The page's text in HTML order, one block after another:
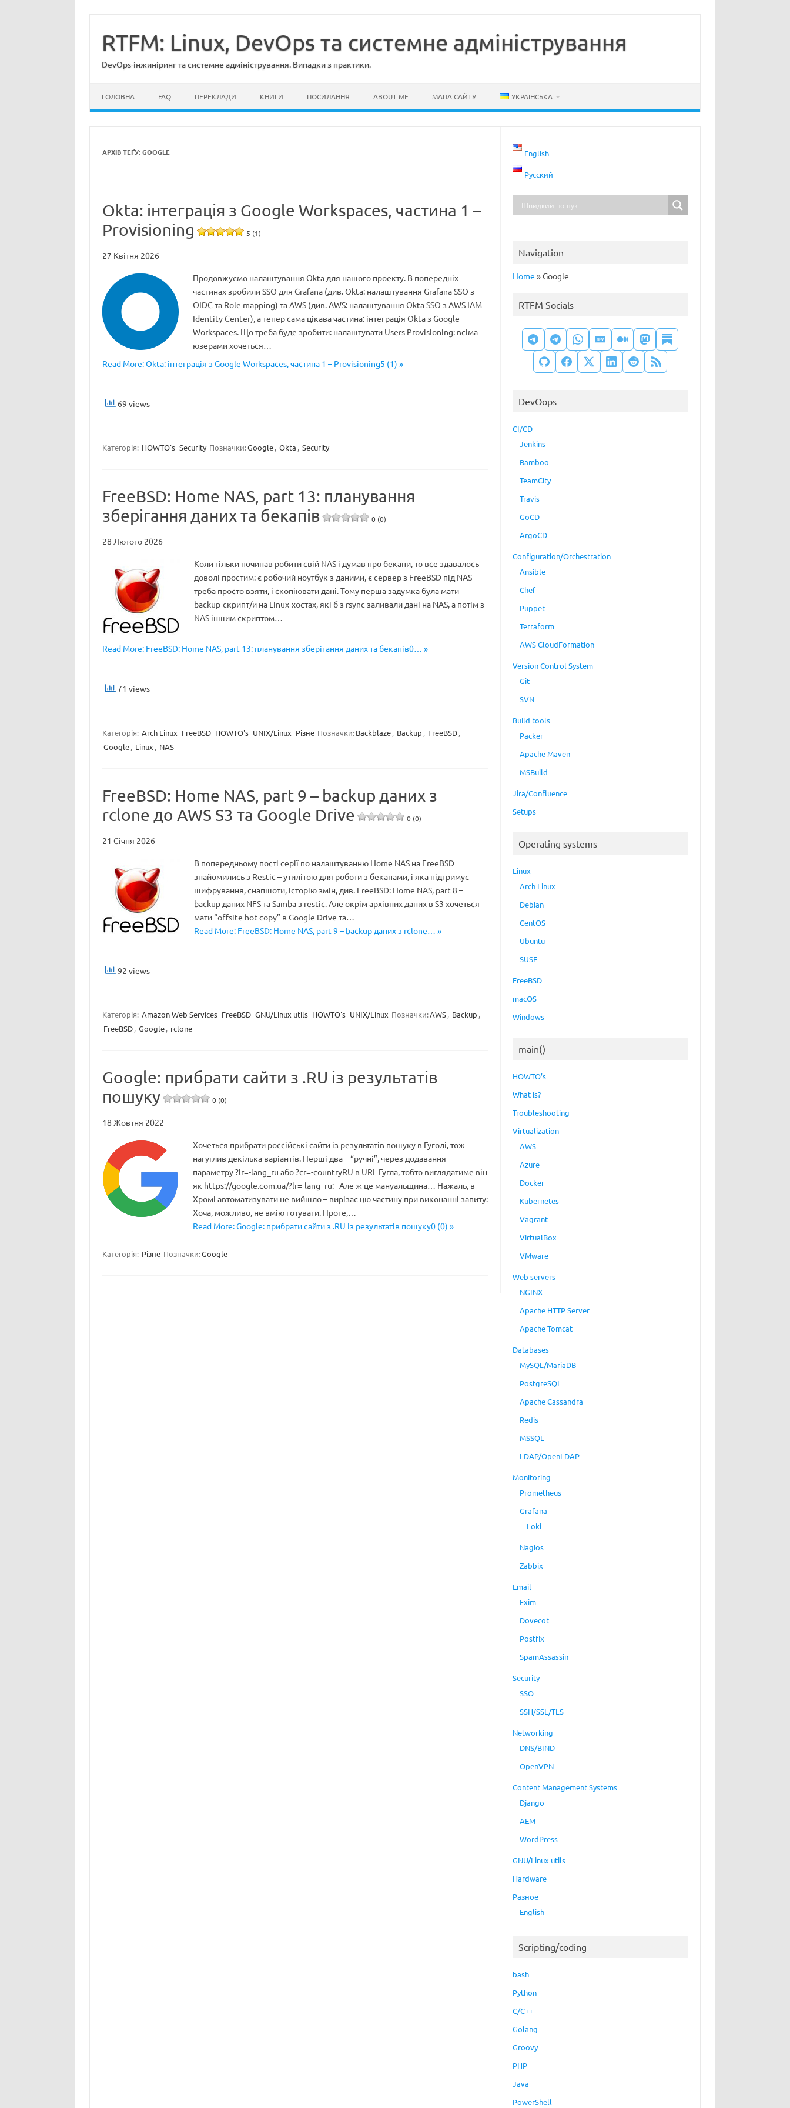
вмістуRTFM: Linux, DevOps та системне адміністрування
DevOps-інжиніринг та системне адміністрування. Випадки з практики.
ГОЛОВНА FAQ ПЕРЕКЛАДИ КНИГИ ПОСИЛАННЯ ABOUT ME МАПА САЙТУ УКРАЇНСЬКА
АРХІВ ТЕҐУ:GOOGLE
Okta: інтеграція з Google Workspaces, частина 1 –
Provisioning
5 (1)
27 Квітня 2026
Продовжуємо налаштування Okta для нашого проекту. В попередніх
частинах зробили SSO для Grafana (див. Okta: налаштування Grafana SSO з
OIDC та Role mapping) та AWS (див. AWS: налаштування Okta SSO з AWS IAM
Identity Center), а тепер сама цікава частина: інтеграція Okta з Google
Workspaces. Що треба буде зробити: налаштувати Users Provisioning: всіма
юзерами хочеться…
Read More: Okta: інтеграція з Google Workspaces, частина 1 – Provisioning5 (1) »
69 views
Категорія: HOWTO's Security Позначки:Google, Okta , Security
FreeBSD: Home NAS, part 13: планування
зберігання даних та бекапів
0 (0)
28 Лютого 2026
Коли тільки починав робити свій NAS і думав про бекапи, то все здавалось
доволі простим: є робочий ноутбук з даними, є сервер з FreeBSD під NAS –
треба просто взяти, і скопіювати дані. Тому перша задумка була мати
backup-скрипт/и на Linux-хостах, які б з rsync заливали дані на NAS, а потім з
NAS іншим скриптом…
Read More: FreeBSD: Home NAS, part 13: планування зберігання даних та бекапів0… »
71 views
Категорія: Arch Linux FreeBSD HOWTO's UNIX/Linux Різне Позначки:Backblaze, Backup , FreeBSD,
Google, Linux , NAS
FreeBSD: Home NAS, part 9 – backup даних з
rclone до AWS S3 та Google Drive
0 (0)
21 Січня 2026
В попередньому пості серії по налаштуванню Home NAS на FreeBSD
знайомились з Restic – утилітою для роботи з бекапами, і яка підтримує
шифрування, снапшоти, історію змін, див. FreeBSD: Home NAS, part 8 –
backup даних NFS та Samba з restic. Але окрім архівних даних в S3 хочеться
мати “offsite hot copy” в Google Drive та…
Read More: FreeBSD: Home NAS, part 9 – backup даних з rclone… »
92 views
Категорія: Amazon Web Services FreeBSD GNU/Linux utils HOWTO's UNIX/Linux Позначки:AWS, Backup ,
FreeBSD, Google, rclone
Google: прибрати сайти з .RU із результатів
пошуку
0 (0)
18 Жовтня 2022
Хочеться прибрати россійські сайти із результатів пошуку в Гуголі, тож
нагуглив декілька варіантів. Перші два – “ручні”, через додавання
параметру ?lr=-lang_ru або ?cr=-countryRU в URL Гугла, тобто виглядатиме він
як https://google.com.ua/?lr=-lang_ru: Але ж це мануальщина… Нажаль, в
Хромі автоматизувати не вийшло – вирізає цю частину при виконанні запиту:
Хоча, можливо, не вмію готувати. Проте,…
Read More: Google: прибрати сайти з .RU із результатів пошуку0 (0) »
Категорія: Різне Позначки:Google
English
Русский
Navigation
Home »Google
RTFM Socials
DevOops
CI/CD
Jenkins
Bamboo
TeamCity
Travis
GoCD
ArgoCD
Configuration/Orchestration
Ansible
Chef
Puppet
Terraform
AWS CloudFormation
Version Control System
Git
SVN
Build tools
Packer
Apache Maven
MSBuild
Jira/Confluence
Setups
Operating systems
Linux
Arch Linux
Debian
CentOS
Ubuntu
SUSE
FreeBSD
macOS
Windows
main()
HOWTO’s
What is?
Troubleshooting
Virtualization
AWS
Azure
Docker
Kubernetes
Vagrant
VirtualBox
VMware
Web servers
NGINX
Apache HTTP Server
Apache Tomcat
Databases
MySQL/MariaDB
PostgreSQL
Apache Cassandra
Redis
MSSQL
LDAP/OpenLDAP
Monitoring
Prometheus
Grafana
Loki
Nagios
Zabbix
Email
Exim
Dovecot
Postfix
SpamAssassin
Security
SSO
SSH/SSL/TLS
Networking
DNS/BIND
OpenVPN
Content Management Systems
Django
AEM
WordPress
GNU/Linux utils
Hardware
Разное
English
Scripting/coding
bash
Python
C/C++
Golang
Groovy
PHP
Java
PowerShell